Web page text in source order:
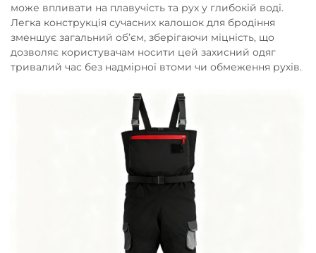
може впливати на плавучість та рух у глибокій воді.
Легка конструкція сучасних калошок для бродіння
зменшує загальний об’єм, зберігаючи міцність, що
дозволяє користувачам носити цей захисний одяг
тривалий час без надмірної втоми чи обмеження рухів.